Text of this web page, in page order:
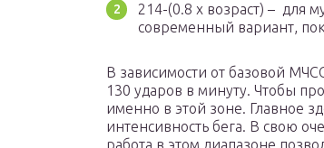
214-(0.8 x возраст) – для
современный вариант,
В зависимости от базовой
130 ударов в минуту. Чтобы
именно в этой зоне. Главное
интенсивность бега. В свою
работа в этом диапазоне